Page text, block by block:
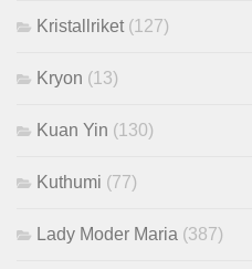
Kristallriket (127)
Kryon (13)
Kuan Yin (130)
Kuthumi (77)
Lady Moder Maria (387)